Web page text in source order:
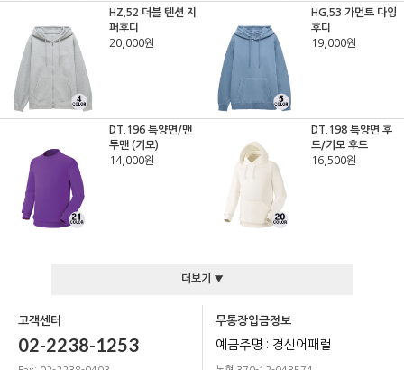
HZ.52 더블 텐션 지
퍼후디
20,000원
HG.53 가먼트 다잉
후디
19,000원
DT.196 특양면/맨
투맨 (기모)
14,000원
DT.198 특양면 후
드/기모 후드
16,500원
더보기 ▼
고객센터
02-2238-1253
무통장입금정보
예금주명 : 경신어패럴